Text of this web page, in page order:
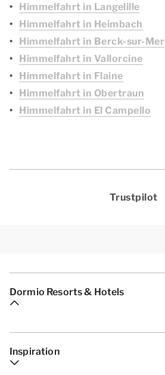
Himmelfahrt in Langelille
Himmelfahrt in Heimbach
Himmelfahrt in Berck-sur-Mer
Himmelfahrt in Vallorcine
Himmelfahrt in Flaine
Himmelfahrt in Obertraun
Himmelfahrt in El Campello
Trustpilot
Dormio Resorts & Hotels
Inspiration